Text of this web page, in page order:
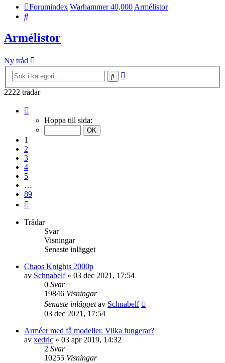
Forumindex Warhammer 40,000Armélistor
Sök
Armélistor
Ny tråd
Sök
2222 trådar
Hoppa till sida:
1
2
3
4
5
…
89
Trådar
Svar
Visningar
Senaste inlägget
Chaos Knights 2000p
av Schnabelf» 03 dec 2021, 17:54
0 Svar
19846 Visningar
Senaste inläggetav Schnabelf
03 dec 2021, 17:54
Arméer med få modeller. Vilka fungerar?
av xedric » 03 apr 2019, 14:32
2 Svar
10255 Visningar